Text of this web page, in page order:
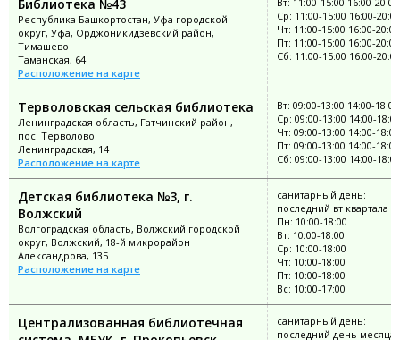
Библиотека №43
Республика Башкортостан, Уфа городской
округ, Уфа, Орджоникидзевский район,
Тимашево
Таманская, 64
Расположение на карте
Ср: 11:00-15:00 16:00-20:00
Чт: 11:00-15:00 16:00-20:00
Пт: 11:00-15:00 16:00-20:00
Сб: 11:00-15:00 16:00-20:00
Терволовская сельская библиотека
Ленинградская область, Гатчинский район,
пос. Терволово
Ленинградская, 14
Расположение на карте
Вт: 09:00-13:00 14:00-18:00
Ср: 09:00-13:00 14:00-18:00
Чт: 09:00-13:00 14:00-18:00
Пт: 09:00-13:00 14:00-18:00
Сб: 09:00-13:00 14:00-18:00
Детская библиотека №3, г.
Волжский
Волгоградская область, Волжский городской
округ, Волжский, 18-й микрорайон
Александрова, 13Б
Расположение на карте
санитарный день:
последний вт квартала
Пн: 10:00-18:00
Вт: 10:00-18:00
Ср: 10:00-18:00
Чт: 10:00-18:00
Пт: 10:00-18:00
Вс: 10:00-17:00
Централизованная библиотечная
санитарный день:
последний день месяца